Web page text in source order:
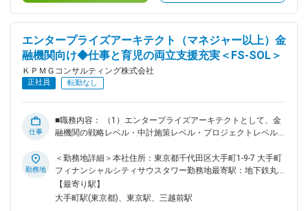
機関におけるAIガバナンス態勢構築にかかる支援及び本格展開
に向けた協議 ■チーム紹介： 金融業界は、常に進化するテク
ノロジーと市場の変化に適応し、顧客に安心・安全なサービス
を提供することが求められています。当チームは、生成AI等の
先端的な技術とデータ分析・データマネジメントに係る専門知
識を駆使し、金融機関が直面する複雑な課題に対応します。テ
の両面を支援します。寄稿も含め業界団体・協会の活動にも積
極的に関わっており、業界リーダーとも協働し金融業界におけ
よび責任： ・金融機関のデータアナリティクスにかかるプロ
ジェクトにおいてクライアント含むチームのリード ・クライ
アントの期待値管理やマネジメント層とのコミュニケーショ
ン、チームメンバーへの作業指示・品質レビューを含むプロジ
ェクト管理 ・クライアントへの提案活動や、オファリング／
エンタープライズアーキテクト（マネジャー以上）金
融機関向け◆仕事と育児の両立支援充実＜FS-SOL＞
ＫＰＭＧコンサルティング株式会社
正社員 転勤なし
仕事
■職務内容： （1）エンタープライズアーキテクトとして、金
融機関の戦略レベル・中計施策レベル・プロジェクトレベルに
ス・データ・アプリケーション・テクノロジーからの総合的な
検討が求められる変革プロジェクトの企画に、各専門チームと
連携しながら企画立案・システムグランドデザインできるケイ
パビリティによってクライアントの変革を支援します。 （2）
勤務地
＜勤務地詳細＞本社住所：東京都千代田区大手町1-9-7 大手町
フィナンシャルシティサウスタワー勤務地最寄駅：地下鉄丸ノ
内線／大手町駅受動喫煙対策：屋内全面禁煙変更の範囲：会社
の定める事業所（リモートワーク含む）
【最寄り駅】
大手町駅(東京都)、東京駅、三越前駅